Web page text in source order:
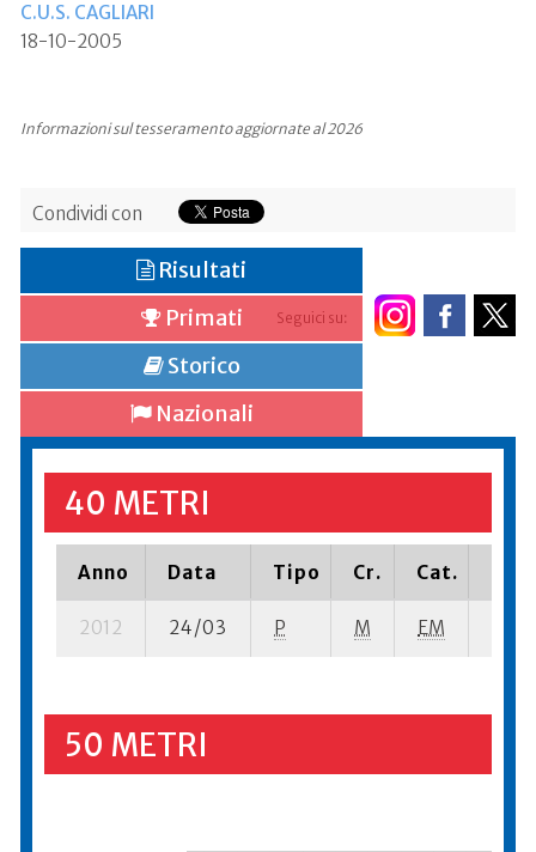
C.U.S. CAGLIARI
18-10-2005
Informazioni sul tesseramento aggiornate al 2026
Condividi con
Seguici su:
Risultati
Primati
Storico
Nazionali
40 METRI
Anno Data Tipo Cr. Cat.
2012 24/03 P M EM
50 METRI